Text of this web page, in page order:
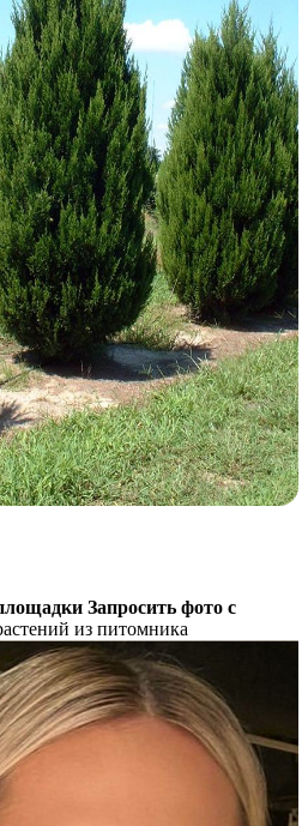
Запросить фото с
из питомника